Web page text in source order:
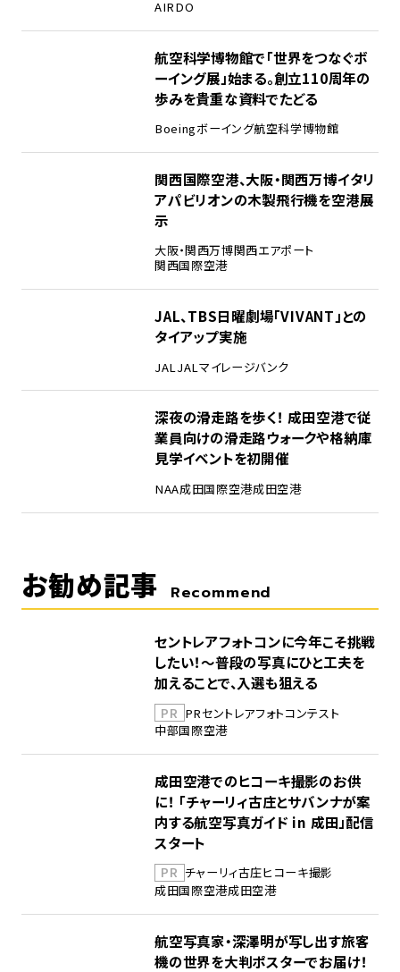
AIRDO
航空科学博物館で「世界をつなぐボ
ーイング展」始まる。創立110周年の
歩みを貴重な資料でたどる
Boeingボーイング航空科学博物館
関西国際空港、大阪・関西万博イタリ
アパビリオンの木製飛行機を空港展
示
大阪・関西万博関西エアポート
関西国際空港
JAL、TBS日曜劇場「VIVANT」との
タイアップ実施
JAL JALマイレージバンク
深夜の滑走路を歩く！ 成田空港で従
業員向けの滑走路ウォークや格納庫
見学イベントを初開催
NAA成田国際空港成田空港
お勧め記事 Recommend
セントレアフォトコンに今年こそ挑戦
したい！～普段の写真にひと工夫を
加えることで、入選も狙える
PR PRセントレアフォトコンテスト
中部国際空港
成田空港でのヒコーキ撮影のお供
に！ 「チャーリィ古庄とサバンナが案
内する航空写真ガイド in 成田」配信
スタート
PR チャーリィ古庄ヒコーキ撮影
成田国際空港成田空港
航空写真家・深澤明が写し出す旅客
機の世界を大判ポスターでお届け！